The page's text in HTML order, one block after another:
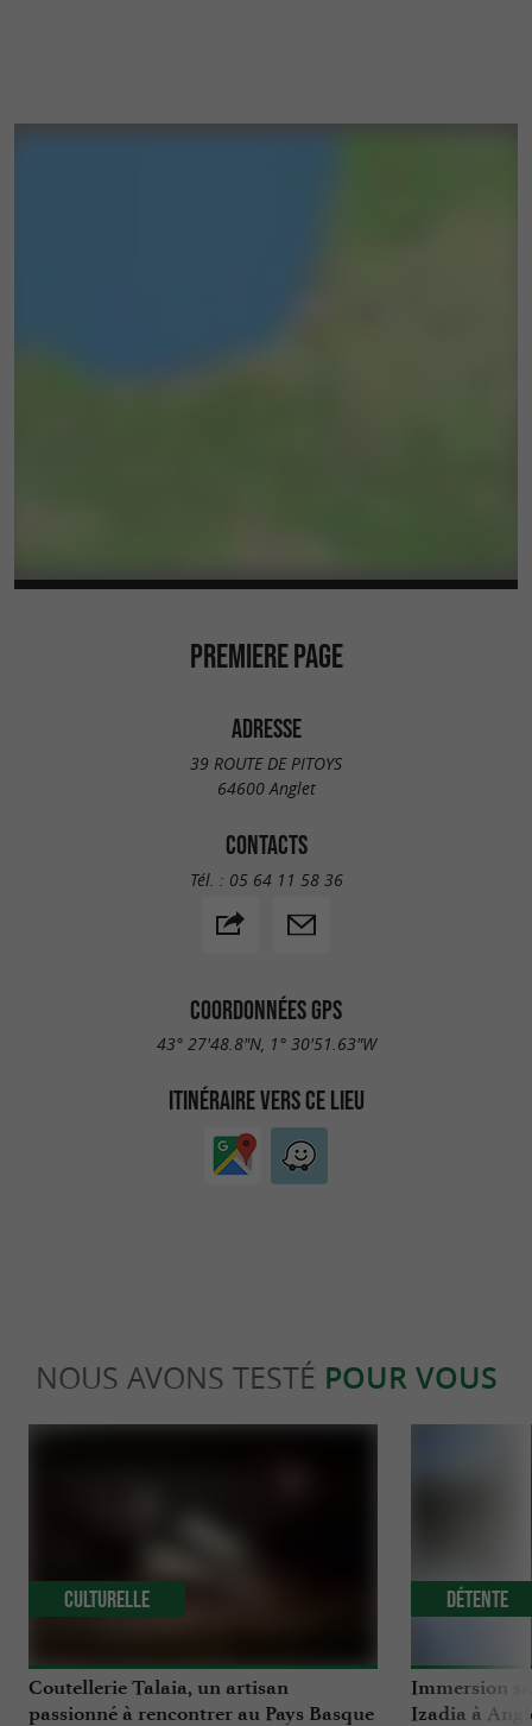
PREMIERE PAGE
ADRESSE
39 ROUTE DE PITOYS
64600 Anglet
CONTACTS
Tél. : 05 64 11 58 36
COORDONNÉES GPS
43° 27'48.8"N, 1° 30'51.63"W
ITINÉRAIRE VERS CE LIEU
NOUS AVONS TESTÉ POUR VOUS
Coutellerie Talaia, un artisan
passionné à rencontrer au Pays Basque
Culturelle
Immersion
Izadia à
Détente